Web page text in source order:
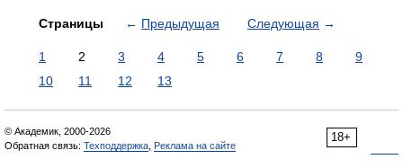
Страницы ← Предыдущая Следующая →
1 2 3 4 5 6 7 8
9
10
11 12 13
18+
© Академик, 2000-2026
Обратная связь: Техподдержка Реклама на сайте